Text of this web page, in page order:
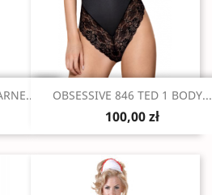
Szybki podgląd
OBSESSIVE 846 TED 1 BODY...
100,00 zł